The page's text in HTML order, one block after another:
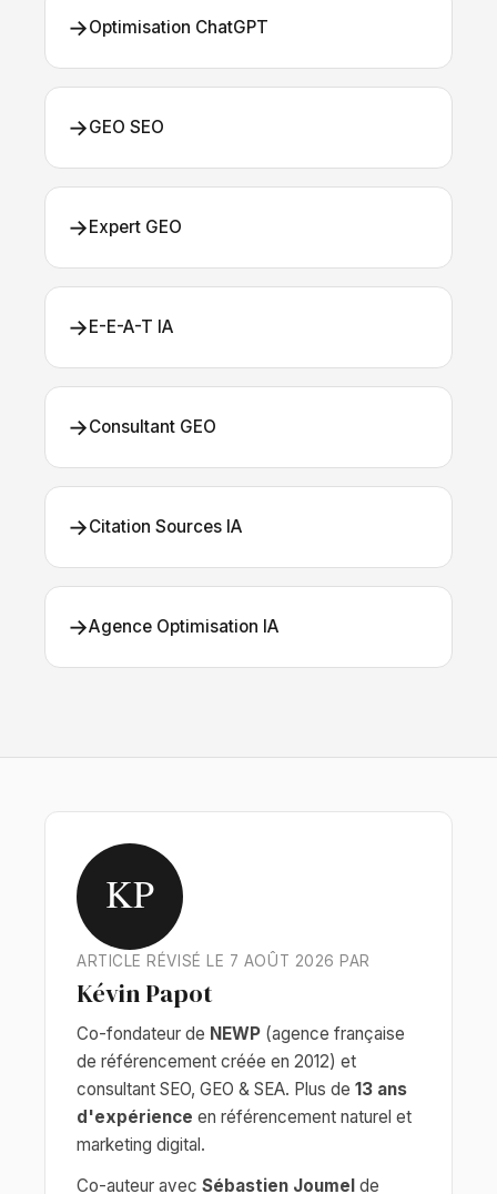
→Optimisation ChatGPT
→GEO SEO
→Expert GEO
→E-E-A-T IA
→Consultant GEO
→Citation Sources IA
→Agence Optimisation IA
KP
ARTICLE RÉVISÉ LE 7 AOÛT 2026 PAR
Kévin Papot
Co-fondateur de NEWP (agence française
de référencement créée en 2012) et
consultant SEO, GEO & SEA. Plus de 13 ans
d'expérience en référencement naturel et
marketing digital.
Co-auteur avec Sébastien Joumel de